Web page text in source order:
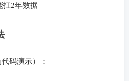
扛2年数据
码演示）：